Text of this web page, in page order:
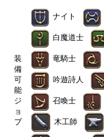
装
備
可
能
ジ
ョ
ブ
ナイト
白魔道士
竜騎士
吟遊詩人
召喚士
木工師